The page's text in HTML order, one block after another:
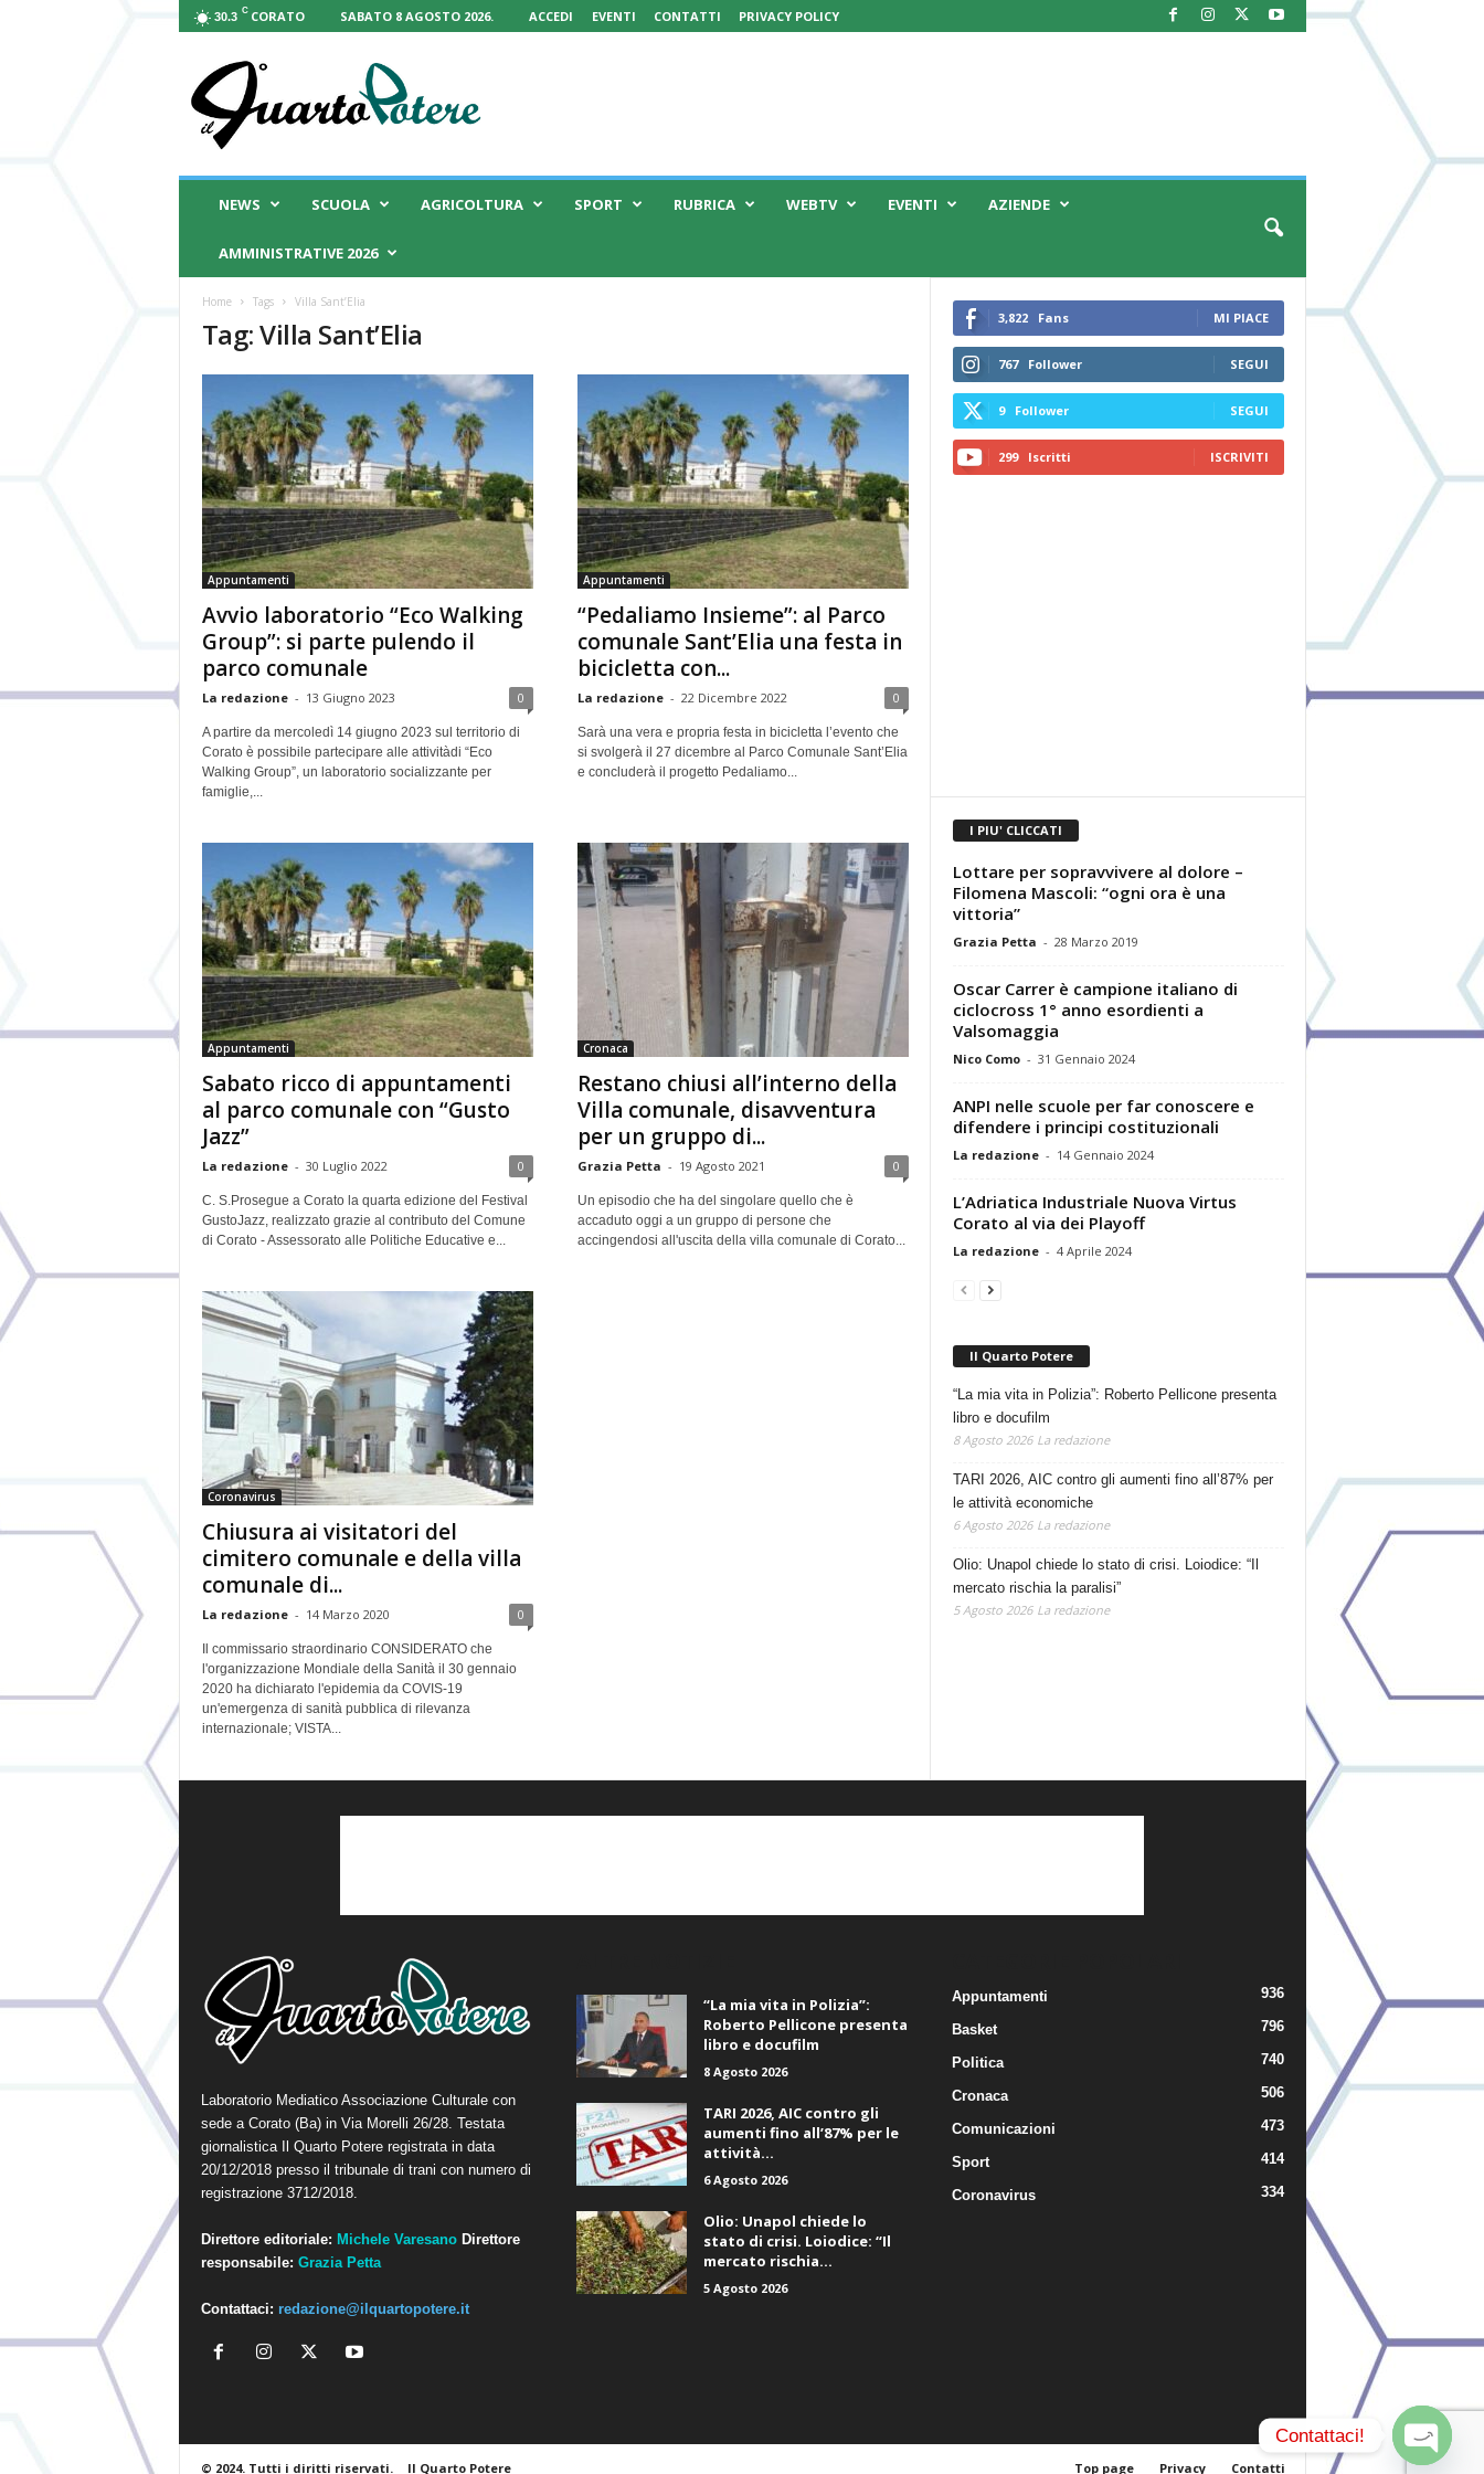
30.3 C CORATO SABATO 8 AGOSTO 2026. ACCEDI EVENTI CONTATTI PRIVACY POLICY
Q
NEWS SCUOLA AGRICOLTURA SPORT RUBRICA WEBTV EVENTI AZIENDE
AMMINISTRATIVE 2026
Home Tags Villa Sant’Elia
Tag: Villa Sant’Elia
Appuntamenti
Avvio laboratorio “Eco Walking
Group”: si parte pulendo il
parco comunale
La redazione - 13 Giugno 2023 0
A partire da mercoledì 14 giugno 2023 sul territorio di
Corato è possibile partecipare alle attivitàdi “Eco
Walking Group”, un laboratorio socializzante per
famiglie,...
Appuntamenti
“Pedaliamo Insieme”: al Parco
comunale Sant’Elia una festa in
bicicletta con...
La redazione - 22 Dicembre 2022 0
Sarà una vera e propria festa in bicicletta l’evento che
si svolgerà il 27 dicembre al Parco Comunale Sant’Elia
e concluderà il progetto Pedaliamo...
Appuntamenti
Sabato ricco di appuntamenti
al parco comunale con “Gusto
Jazz”
La redazione - 30 Luglio 2022 0
C. S.Prosegue a Corato la quarta edizione del Festival
GustoJazz, realizzato grazie al contributo del Comune
di Corato - Assessorato alle Politiche Educative e...
Cronaca
Restano chiusi all’interno della
Villa comunale, disavventura
per un gruppo di...
Grazia Petta - 19 Agosto 2021 0
Un episodio che ha del singolare quello che è
accaduto oggi a un gruppo di persone che
accingendosi all'uscita della villa comunale di Corato...
Coronavirus
Chiusura ai visitatori del
cimitero comunale e della villa
comunale di...
La redazione - 14 Marzo 2020 0
Il commissario straordinario CONSIDERATO che
l'organizzazione Mondiale della Sanità il 30 gennaio
2020 ha dichiarato l'epidemia da COVIS-19
un'emergenza di sanità pubblica di rilevanza
internazionale; VISTA...
3,822 Fans MI PIACE
767 Follower SEGUI
9 Follower SEGUI
299 Iscritti ISCRIVITI
I PIU' CLICCATI
Lottare per sopravvivere al dolore –
Filomena Mascoli: “ogni ora è una
vittoria”
Grazia Petta - 28 Marzo 2019
Oscar Carrer è campione italiano di
ciclocross 1° anno esordienti a
Valsomaggia
Nico Como - 31 Gennaio 2024
ANPI nelle scuole per far conoscere e
difendere i principi costituzionali
La redazione - 14 Gennaio 2024
L’Adriatica Industriale Nuova Virtus
Corato al via dei Playoff
La redazione - 4 Aprile 2024
Il Quarto Potere
“La mia vita in Polizia”: Roberto Pellicone presenta
libro e docufilm
8 Agosto 2026 La redazione
TARI 2026, AIC contro gli aumenti fino all’87% per
le attività economiche
6 Agosto 2026 La redazione
Olio: Unapol chiede lo stato di crisi. Loiodice: “Il
mercato rischia la paralisi”
5 Agosto 2026 La redazione
Laboratorio Mediatico Associazione Culturale con
sede a Corato (Ba) in Via Morelli 26/28. Testata
giornalistica Il Quarto Potere registrata in data
20/12/2018 presso il tribunale di trani con numero di
registrazione 3712/2018.
Direttore editoriale: Michele Varesano Direttore
responsabile: Grazia Petta
Contattaci: redazione@ilquartopotere.it
“La mia vita in Polizia”:
Roberto Pellicone presenta
libro e docufilm
8 Agosto 2026
TARI 2026, AIC contro gli
aumenti fino all’87% per le
attività...
6 Agosto 2026
Olio: Unapol chiede lo
stato di crisi. Loiodice: “Il
mercato rischia...
5 Agosto 2026
Appuntamenti 936
Basket 796
Politica 740
Cronaca 506
Comunicazioni 473
Sport 414
Coronavirus 334
Top page Privacy Contatti
© 2024. Tutti i diritti riservati. Il Quarto Potere
Contattaci!